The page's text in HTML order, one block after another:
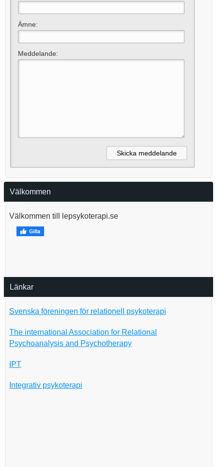
Ämne:
Meddelande:
Välkommen
Välkommen till lepsykoterapi.se
Länkar
Svenska föreningen för relationell psykoterapi
The international Association for Relational
Psychoanalysis and Psychotherapy
IPT
Integrativ psykoterapi